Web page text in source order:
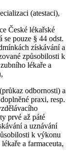
(atestaci),
České lékařské
pouze § 44 odst.
získávání a
způsobilosti k
lékaře a
odbornosti) a
praxi, resp.
prvé až páté
a uznávání
k výkonu
a farmaceuta,